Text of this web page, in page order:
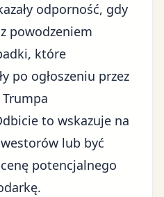
odporność, gdy
powodzeniem
które
po ogłoszeniu przez
to wskazuje na
lub być
potencjalnego
.